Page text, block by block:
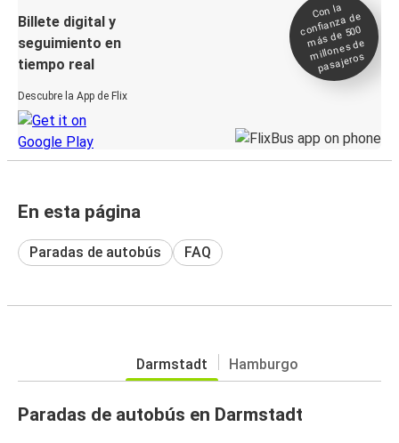
Billete digital y
seguimiento en
tiempo real
Descubre la App de Flix
Con la
confianza de
más de 500
millones de
pasajeros
En esta página
Paradas de autobús FAQ
Darmstadt Hamburgo
Paradas de autobús en Darmstadt